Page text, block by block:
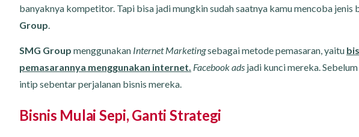
banyaknya kompetitor. Tapi bisa jadi mungkin sudah saatnya kamu mencoba jenis
Group.
SMG Group menggunakan Internet Marketingsebagai metode pemasaran, yaitu
pemasarannya menggunakan internet. Facebook ads jadi kunci mereka.
intip sebentar perjalanan bisnis mereka.
Bisnis Mulai Sepi, Ganti Strategi